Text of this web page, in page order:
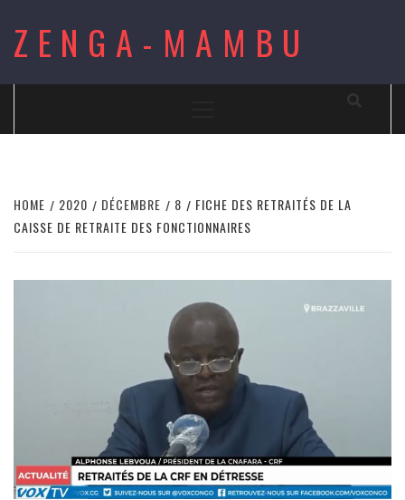
content
ZENGA-MAMBU
HOME 2020 DÉCEMBRE 8
FICHE DES RETRAITÉS DE LA
CAISSE DE RETRAITE DES FONCTIONNAIRES